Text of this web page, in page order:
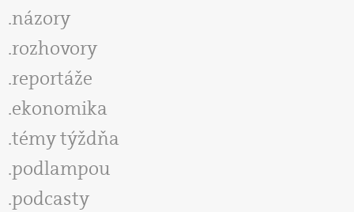
názory
rozhovory
reportáže
ekonomika
témy týždňa
podlampou
podcasty